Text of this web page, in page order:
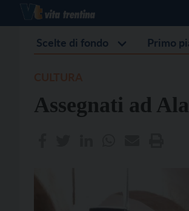
Scelte di fondo Primo
Assegnati ad